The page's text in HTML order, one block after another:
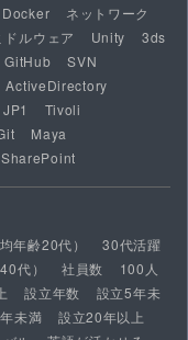
Docker
ネットワーク
ドルウェア Unity
3ds
GitHub
SVN
ActiveDirectory
JP1
Tivoli
Maya
SharePoint
年齢20代）
30代活躍
代） 社員数
100人
設立年数
設立5年未
未満
設立20年以上